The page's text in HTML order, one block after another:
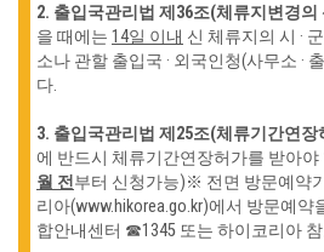
2. 출입국관리법 제36조(체류지변경의
을 때에는 14일 이내 신 체류지의 시 ·
소나 관할 출입국 · 외국인청(사무소 ·
다.
3. 출입국관리법 제25조(체류기간연장
에 반드시 체류기간연장허가를 받아야
월 전부터 신청가능)※ 전면 방문예약
리아(www.hikorea.go.kr)에서 방문예약
합안내센터 ☎1345 또는 하이코리아